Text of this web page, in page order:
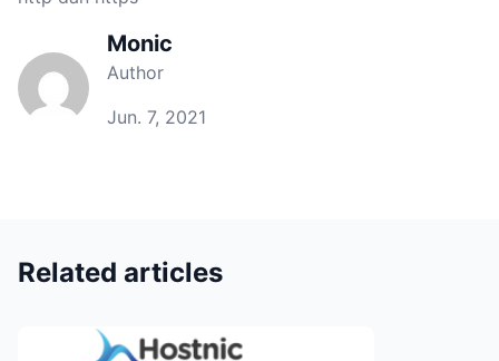
Monic
Author
Jun. 7, 2021
Related articles